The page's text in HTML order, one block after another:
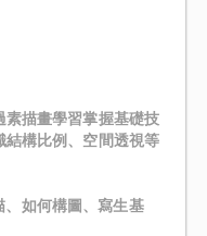
描畫學習掌握基礎技
構比例、空間透視等
、如何構圖、寫生基